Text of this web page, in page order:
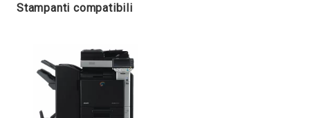
Stampanti compatibili